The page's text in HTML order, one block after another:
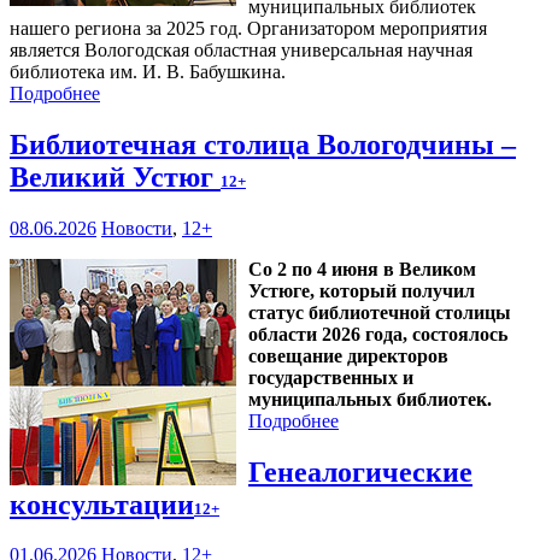
муниципальных библиотек
нашего региона за 2025 год. Организатором мероприятия
является Вологодская областная универсальная научная
библиотека им. И. В. Бабушкина.
Подробнее
Библиотечная столица Вологодчины –
Великий Устюг 12+
08.06.2026 Новости, 12+
Со 2 по 4 июня в Великом
Устюге, который получил
статус библиотечной столицы
области 2026 года, состоялось
совещание директоров
государственных и
муниципальных библиотек.
Подробнее
Генеалогические
консультации12+
01.06.2026 Новости, 12+